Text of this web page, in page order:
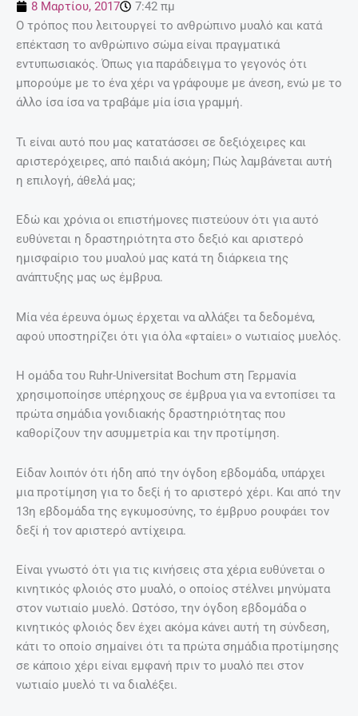
8 Μαρτίου, 2017
7:42 πμ
Ο τρόπος που λειτουργεί το ανθρώπινο μυαλό και κατά
επέκταση το ανθρώπινο σώμα είναι πραγματικά
εντυπωσιακός. Όπως για παράδειγμα το γεγονός ότι
μπορούμε με το ένα χέρι να γράφουμε με άνεση, ενώ με το
άλλο ίσα ίσα να τραβάμε μία ίσια γραμμή.
Τι είναι αυτό που μας κατατάσσει σε δεξιόχειρες και
αριστερόχειρες, από παιδιά ακόμη; Πώς λαμβάνεται αυτή
η επιλογή, άθελά μας;
Εδώ και χρόνια οι επιστήμονες πιστεύουν ότι για αυτό
ευθύνεται η δραστηριότητα στο δεξιό και αριστερό
ημισφαίριο του μυαλού μας κατά τη διάρκεια της
ανάπτυξης μας ως έμβρυα.
Μία νέα έρευνα όμως έρχεται να αλλάξει τα δεδομένα,
αφού υποστηρίζει ότι για όλα «φταίει» ο νωτιαίος μυελός.
Η ομάδα του Ruhr-Universitat Bochum στη Γερμανία
χρησιμοποίησε υπέρηχους σε έμβρυα για να εντοπίσει τα
πρώτα σημάδια γονιδιακής δραστηριότητας που
καθορίζουν την ασυμμετρία και την προτίμηση.
Είδαν λοιπόν ότι ήδη από την όγδοη εβδομάδα, υπάρχει
μια προτίμηση για το δεξί ή το αριστερό χέρι. Και από την
13η εβδομάδα της εγκυμοσύνης, το έμβρυο ρουφάει τον
δεξί ή τον αριστερό αντίχειρα.
Είναι γνωστό ότι για τις κινήσεις στα χέρια ευθύνεται ο
κινητικός φλοιός στο μυαλό, ο οποίος στέλνει μηνύματα
στον νωτιαίο μυελό. Ωστόσο, την όγδοη εβδομάδα ο
κινητικός φλοιός δεν έχει ακόμα κάνει αυτή τη σύνδεση,
κάτι το οποίο σημαίνει ότι τα πρώτα σημάδια προτίμησης
σε κάποιο χέρι είναι εμφανή πριν το μυαλό πει στον
νωτιαίο μυελό τι να διαλέξει.